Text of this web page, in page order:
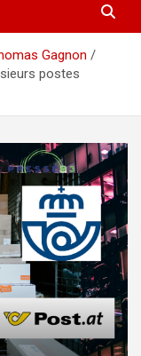
Gagnon
postes